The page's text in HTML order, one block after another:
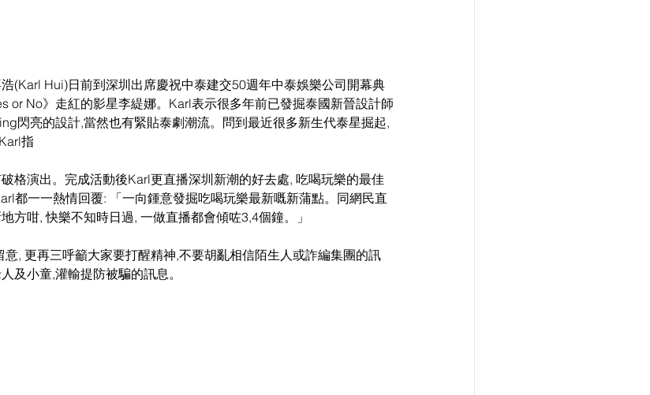
(Karl Hui)日前到深圳出席慶祝中泰建交50週年中泰娛樂公司開幕典
or No》走紅的影星李緹娜。Karl表示很多年前已發掘泰國新晉設計師
閃亮的設計,當然也有緊貼泰劇潮流。問到最近很多新生代泰星掘起,
指
格演出。完成活動後Karl更直播深圳新潮的好去處, 吃喝玩樂的最佳
都一一熱情回覆: 「一向鍾意發掘吃喝玩樂最新嘅新蒲點。同網民直
方咁, 快樂不知時日過, 一做直播都會傾咗3,4個鐘。」
, 更再三呼籲大家要打醒精神,不要胡亂相信陌生人或詐編集團的訊
及小童,灌輸提防被騙的訊息。